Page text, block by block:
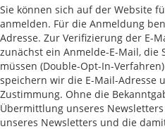
Sie können sich auf der Website
anmelden. Für die Anmeldung
Adresse. Zur Verifizierung der E-
zunächst ein Anmelde-E-Mail, die
müssen (Double-Opt-In-
speichern wir die E-Mail-Adresse
Zustimmung. Ohne die
Übermittlung unseres
unseres Newsletters und die